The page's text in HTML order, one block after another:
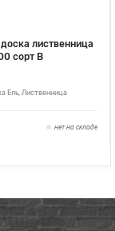
лиственница
сорт В
Ель, Лиственница
нет на складе